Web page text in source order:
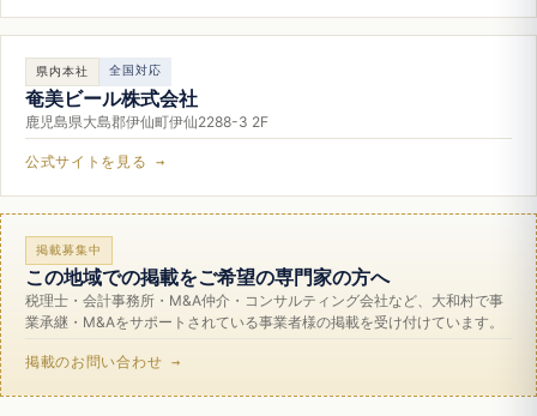
県内本社 全国対応
奄美ビール株式会社
鹿児島県大島郡伊仙町伊仙2288-3 2F
公式サイトを見る →
掲載募集中
この地域での掲載をご希望の専門家の方へ
税理士・会計事務所・M&A仲介・コンサルティング会社など、大和村で事
業承継・M&Aをサポートされている事業者様の掲載を受け付けています。
掲載のお問い合わせ →